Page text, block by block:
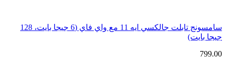
سامسونج تابلت جالكسي ايه 11 مع واي فاي (6 جيجا بايت، 128
جيجا بايت)
799.00